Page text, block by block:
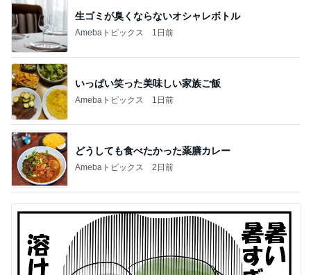
生ゴミが臭くならないオシャレボトル
Amebaトピックス 1日前
いっぱい笑った美味しい家族ご飯
Amebaトピックス 1日前
どうしても食べたかった薬膳カレー
Amebaトピックス 2日前